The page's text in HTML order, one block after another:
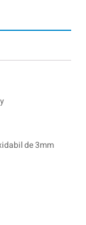
de 3mm